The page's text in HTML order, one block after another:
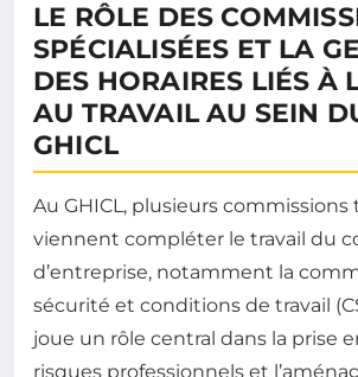
LE RÔLE DES
SPÉCIALISÉES ET LA
DES HORAIRES LIÉS À
AU TRAVAIL AU SEIN
GHICL
Au GHICL, plusieurs
viennent compléter le travail du
d’entreprise, notamment la
sécurité et conditions de travail
joue un rôle central dans la prise
risques professionnels et